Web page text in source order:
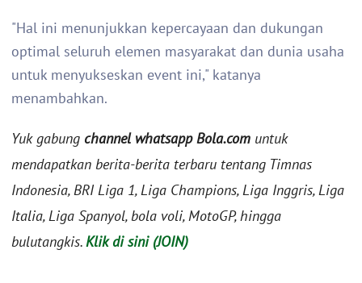
"Hal ini menunjukkan kepercayaan dan dukungan
optimal seluruh elemen masyarakat dan dunia usaha
untuk menyukseskan event ini," katanya
menambahkan.
Yuk gabung channel whatsapp Bola.com untuk
mendapatkan berita-berita terbaru tentang Timnas
Indonesia, BRI Liga 1, Liga Champions, Liga Inggris, Liga
Italia, Liga Spanyol, bola voli, MotoGP, hingga
bulutangkis.Klik di sini (JOIN)